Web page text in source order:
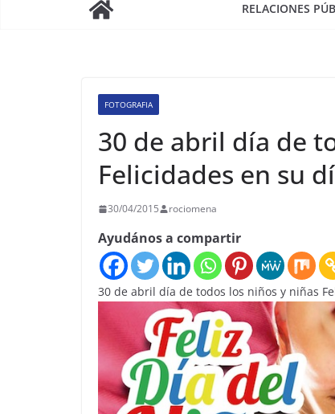
RELACIONES
FOTOGRAFIA
30 de abril día de
Felicidades en su
30/04/2015 rociomena
Ayudános a compartir
30 de abril día de todos los niños y niñas